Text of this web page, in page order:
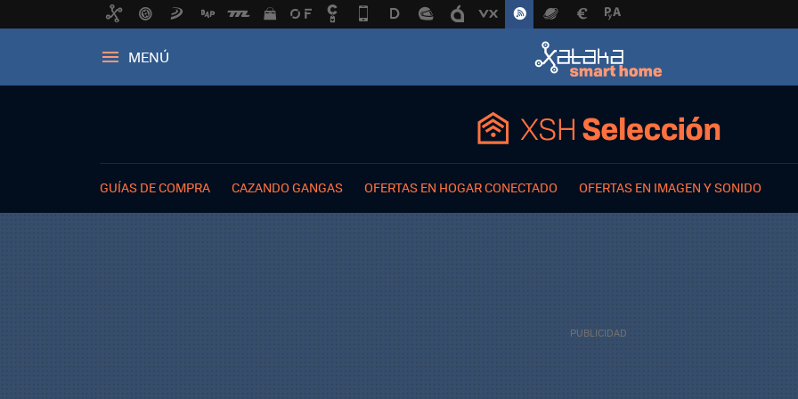
MENÚ
GUÍAS DE COMPRA CAZANDO GANGAS OFERTAS EN HOGAR CONECTADO OFERTAS EN IMAGEN Y SONIDO